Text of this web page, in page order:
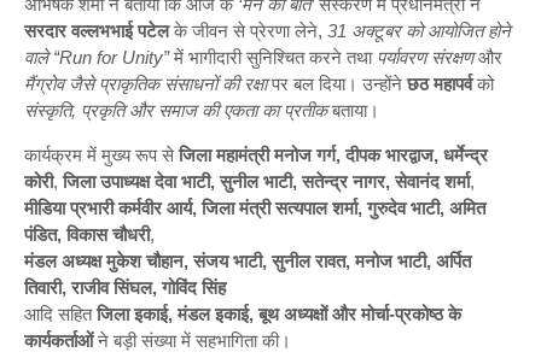
अभिषेक शर्मा ने बताया कि आज के ‘मन की बात’संस्करण में प्रधानमंत्री ने
सरदार वल्लभभाई पटेलके जीवन से प्रेरणा लेने, 31 अक्टूबर को आयोजित होने
वाले “Run for Unity”में भागीदारी सुनिश्चित करने तथा पर्यावरण संरक्षणऔर
मैंग्रोव जैसे प्राकृतिक संसाधनों की रक्षापर बल दिया। उन्होंने छठ महापर्वको
संस्कृति, प्रकृति और समाज की एकता का प्रतीकबताया।
कार्यक्रम में मुख्य रूप से जिला महामंत्री मनोज गर्ग, दीपक भारद्वाज, धर्मेन्द्र
कोरी, जिला उपाध्यक्ष देवा भाटी, सुनील भाटी, सतेन्द्र नागर, सेवानंद शर्मा,
मीडिया प्रभारी कर्मवीर आर्य, जिला मंत्री सत्यपाल शर्मा, गुरुदेव भाटी, अमित
पंडित, विकास चौधरी,
मंडल अध्यक्ष मुकेश चौहान, संजय भाटी, सुनील रावत, मनोज भाटी, अर्पित
तिवारी, राजीव सिंघल, गोविंद सिंह
आदि सहितजिला इकाई, मंडल इकाई, बूथ अध्यक्षों और मोर्चा-प्रकोष्ठ के
कार्यकर्ताओंने बड़ी संख्या में सहभागिता की।